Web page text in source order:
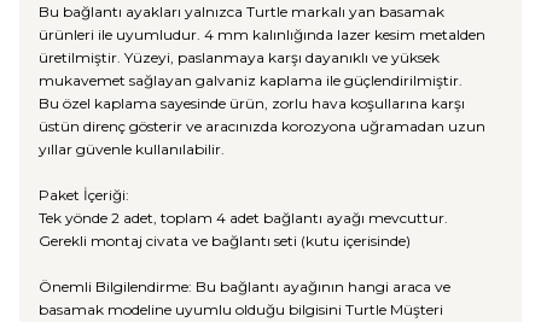
Bu bağlantı ayakları yalnızca Turtle markalı yan basamak
ürünleri ile uyumludur. 4 mm kalınlığında lazer kesim metalden
üretilmiştir. Yüzeyi, paslanmaya karşı dayanıklı ve yüksek
mukavemet sağlayan galvaniz kaplama ile güçlendirilmiştir.
Bu özel kaplama sayesinde ürün, zorlu hava koşullarına karşı
üstün direnç gösterir ve aracınızda korozyona uğramadan uzun
yıllar güvenle kullanılabilir.
Paket İçeriği:
Tek yönde 2 adet, toplam 4 adet bağlantı ayağı mevcuttur.
Gerekli montaj civata ve bağlantı seti (kutu içerisinde)
Önemli Bilgilendirme: Bu bağlantı ayağının hangi araca ve
basamak modeline uyumlu olduğu bilgisini Turtle Müşteri